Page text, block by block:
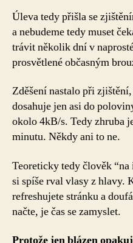
Úleva tedy přišla se
a nebudeme tedy muset
trávit několik dní v
prosvětlené občasným
Zděšení nastalo při
dosahuje jen asi do
okolo 4kB/s. Tedy zhruba
minutu. Někdy ani to ne.
Teoreticky tedy člověk
si spíše rval vlasy z hlavy.
refreshujete stránku a
načte, je čas se zamyslet.